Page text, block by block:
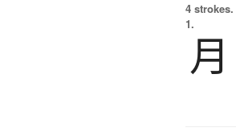
4 strokes.
1.
月